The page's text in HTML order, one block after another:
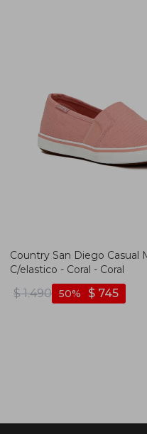
Country San Diego Casual
C/elastico - Coral - Coral
$ 1.490 $ 745
50